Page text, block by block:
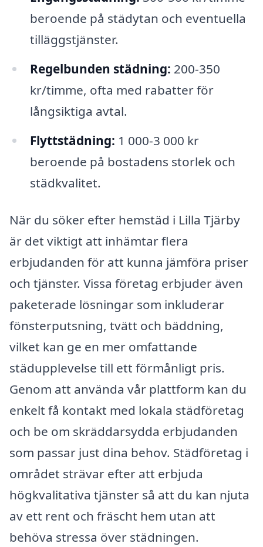
beroende på städytan och eventuella
tilläggstjänster.
Regelbunden städning: 200-350
kr/timme, ofta med rabatter för
långsiktiga avtal.
Flyttstädning: 1 000-3 000 kr
beroende på bostadens storlek och
städkvalitet.
När du söker efter hemstäd i Lilla Tjärby
är det viktigt att inhämtar flera
erbjudanden för att kunna jämföra priser
och tjänster. Vissa företag erbjuder även
paketerade lösningar som inkluderar
fönsterputsning, tvätt och bäddning,
vilket kan ge en mer omfattande
städupplevelse till ett förmånligt pris.
Genom att använda vår plattform kan du
enkelt få kontakt med lokala städföretag
och be om skräddarsydda erbjudanden
som passar just dina behov. Städföretag i
området strävar efter att erbjuda
högkvalitativa tjänster så att du kan njuta
av ett rent och fräscht hem utan att
behöva stressa över städningen.